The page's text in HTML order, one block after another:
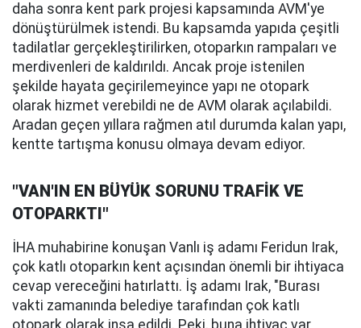
daha sonra kent park projesi kapsamında AVM'ye
dönüştürülmek istendi. Bu kapsamda yapıda çeşitli
tadilatlar gerçekleştirilirken, otoparkın rampaları ve
merdivenleri de kaldırıldı. Ancak proje istenilen
şekilde hayata geçirilemeyince yapı ne otopark
olarak hizmet verebildi ne de AVM olarak açılabildi.
Aradan geçen yıllara rağmen atıl durumda kalan yapı,
kentte tartışma konusu olmaya devam ediyor.
"VAN'IN EN BÜYÜK SORUNU TRAFİK VE
OTOPARKTI"
İHA muhabirine konuşan Vanlı iş adamı Feridun Irak,
çok katlı otoparkın kent açısından önemli bir ihtiyaca
cevap vereceğini hatırlattı. İş adamı Irak, "Burası
vakti zamanında belediye tarafından çok katlı
otopark olarak inşa edildi. Peki, buna ihtiyaç var